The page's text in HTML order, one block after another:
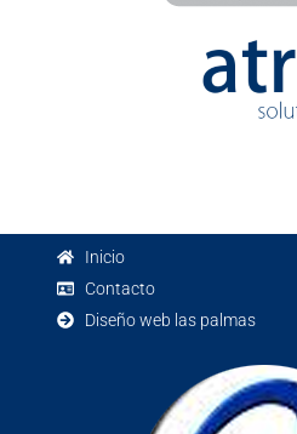
Inicio
Contacto
Diseño web las palmas